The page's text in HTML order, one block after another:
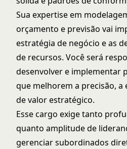
Sua expertise em
orçamento e previsão vai
estratégia de negócio e as
de recursos. Você será
desenvolver e implementar
que melhorem a precisão, a
de valor estratégico.
Esse cargo exige tanto
quanto amplitude de
gerenciar subordinados